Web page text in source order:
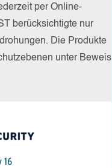
per Online-
berücksichtigte nur
Die Produkte
unter Beweis
16